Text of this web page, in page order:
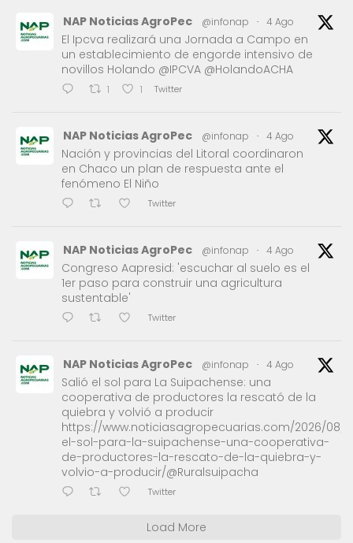
NAP Noticias AgroPec @infonap · 4 Ago
El Ipcva realizará una Jornada a Campo en
un establecimiento de engorde intensivo de
novillos Holando @IPCVA @HolandoACHA
1 1 Twitter
NAP Noticias AgroPec @infonap · 4 Ago
Nación y provincias del Litoral coordinaron
en Chaco un plan de respuesta ante el
fenómeno El Niño
Twitter
NAP Noticias AgroPec @infonap · 4 Ago
Congreso Aapresid: 'escuchar al suelo es el
1er paso para construir una agricultura
sustentable'
Twitter
NAP Noticias AgroPec @infonap · 4 Ago
Salió el sol para La Suipachense: una
cooperativa de productores la rescató de la
quiebra y volvió a producir
https://www.noticiasagropecuarias.com/2026/08/
el-sol-para-la-suipachense-una-cooperativa-
de-productores-la-rescato-de-la-quiebra-y-
volvio-a-producir/@Ruralsuipacha
Twitter
Load More